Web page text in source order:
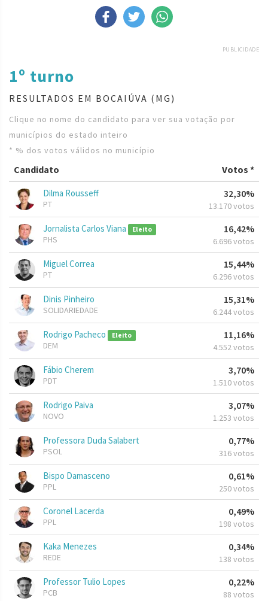
PUBLICIDADE
1º turno
RESULTADOS EM BOCAIÚVA (MG)
Clique no nome do candidato para ver sua votação por
municípios do estado inteiro
* % dos votos válidos no município
Candidato Votos *
Dilma Rousseff
PT
32,30%
13.170 votos
Jornalista Carlos Viana Eleito
PHS
16,42%
6.696 votos
Miguel Correa
PT
15,44%
6.296 votos
Dinis Pinheiro
SOLIDARIEDADE
15,31%
6.244 votos
Rodrigo Pacheco Eleito
DEM
11,16%
4.552 votos
Fábio Cherem
PDT
3,70%
1.510 votos
Rodrigo Paiva
NOVO
3,07%
1.253 votos
Professora Duda Salabert
PSOL
0,77%
316 votos
Bispo Damasceno
PPL
0,61%
250 votos
Coronel Lacerda
PPL
0,49%
198 votos
Kaka Menezes
REDE
0,34%
138 votos
Professor Tulio Lopes
PCB
0,22%
88 votos